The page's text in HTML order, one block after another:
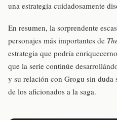
una estrategia cuidadosamente
En resumen, la sorprendente
personajes más importantes de
estrategia que podría
que la serie continúe
y su relación con Grogu sin duda
de los aficionados a la saga.